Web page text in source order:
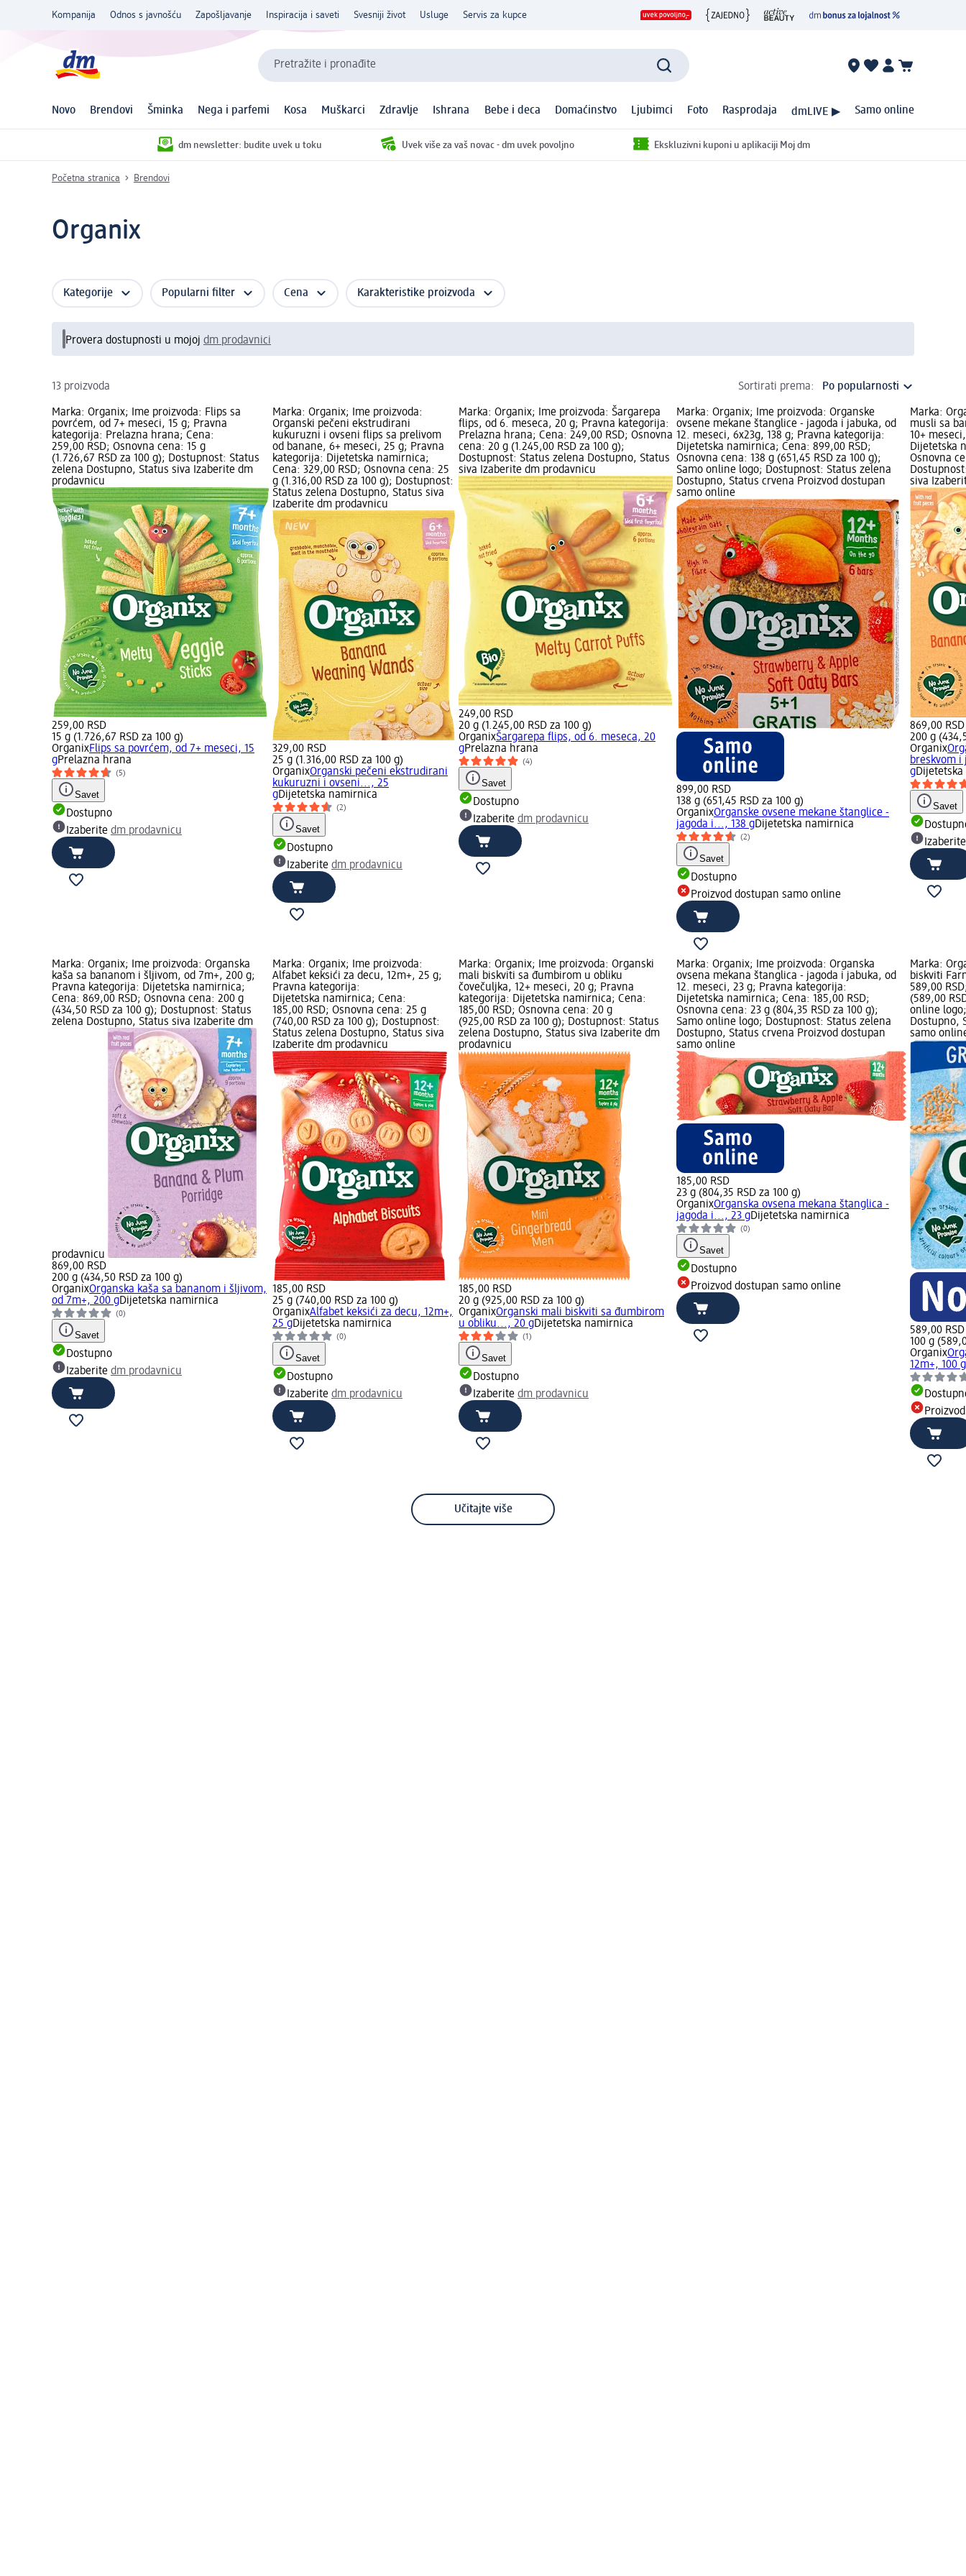
Kompanija Odnos s javnošću Zapošljavanje Inspiracija i saveti Svesniji život Usluge Servis za kupce
Pretražite i pronađite
Novo Brendovi Šminka Nega i parfemi Kosa Muškarci Zdravlje Ishrana Bebe i deca Domaćinstvo Ljubimci Foto Rasprodaja dmLIVE ▶ Samo online
dm newsletter: budite uvek u toku Uvek više za vaš novac - dm uvek povoljno Ekskluzivni kuponi u aplikaciji Moj dm
Početna stranica Brendovi
Organix
Kategorije Popularni filter Cena Karakteristike proizvoda
Provera dostupnosti u mojoj dm prodavnici
13 proizvoda Sortirati prema:
Marka: Organix; Ime proizvoda: Flips sa
povrćem, od 7+ meseci, 15 g; Pravna
kategorija: Prelazna hrana; Cena:
259,00 RSD; Osnovna cena: 15 g
(1.726,67 RSD za 100 g); Dostupnost: Status
zelena Dostupno, Status siva Izaberite dm
prodavnicu
259,00 RSD
15 g (1.726,67 RSD za 100 g)
OrganixFlips sa povrćem, od 7+ meseci, 15
gPrelazna hrana
(5)
Savet
Dostupno
Izaberite dm prodavnicu
Marka: Organix; Ime proizvoda:
Organski pečeni ekstrudirani
kukuruzni i ovseni flips sa prelivom
od banane, 6+ meseci, 25 g; Pravna
kategorija: Dijetetska namirnica;
Cena: 329,00 RSD; Osnovna cena: 25
g (1.316,00 RSD za 100 g); Dostupnost:
Status zelena Dostupno, Status siva
Izaberite dm prodavnicu
329,00 RSD
25 g (1.316,00 RSD za 100 g)
OrganixOrganski pečeni ekstrudirani
kukuruzni i ovseni..., 25
gDijetetska namirnica
(2)
Savet
Dostupno
Izaberite dm prodavnicu
Marka: Organix; Ime proizvoda: Šargarepa
flips, od 6. meseca, 20 g; Pravna kategorija:
Prelazna hrana; Cena: 249,00 RSD; Osnovna
cena: 20 g (1.245,00 RSD za 100 g);
Dostupnost: Status zelena Dostupno, Status
siva Izaberite dm prodavnicu
249,00 RSD
20 g (1.245,00 RSD za 100 g)
OrganixŠargarepa flips, od 6. meseca, 20
gPrelazna hrana
(4)
Savet
Dostupno
Izaberite dm prodavnicu
Marka: Organix; Ime proizvoda: Organske
ovsene mekane štanglice - jagoda i jabuka, od
12. meseci, 6x23g, 138 g; Pravna kategorija:
Dijetetska namirnica; Cena: 899,00 RSD;
Osnovna cena: 138 g (651,45 RSD za 100 g);
Samo online logo; Dostupnost: Status zelena
Dostupno, Status crvena Proizvod dostupan
samo online
899,00 RSD
138 g (651,45 RSD za 100 g)
OrganixOrganske ovsene mekane štanglice -
jagoda i..., 138 gDijetetska namirnica
(2)
Savet
Dostupno
Proizvod dostupan samo online
Marka:
musli sa
10+
Dijetetska
Osnovna
siva
869,00 RSD
200 g
Organix
breskvom
g
Savet
Marka: Organix; Ime proizvoda: Organska
kaša sa bananom i šljivom, od 7m+, 200 g;
Pravna kategorija: Dijetetska namirnica;
Cena: 869,00 RSD; Osnovna cena: 200 g
(434,50 RSD za 100 g); Dostupnost: Status
zelena Dostupno, Status siva Izaberite dm
prodavnicu
869,00 RSD
200 g (434,50 RSD za 100 g)
OrganixOrganska kaša sa bananom i šljivom,
od 7m+, 200 gDijetetska namirnica
(0)
Savet
Dostupno
Izaberite dm prodavnicu
Marka: Organix; Ime proizvoda:
Alfabet keksići za decu, 12m+, 25 g;
Pravna kategorija:
Dijetetska namirnica; Cena:
185,00 RSD; Osnovna cena: 25 g
(740,00 RSD za 100 g); Dostupnost:
Status zelena Dostupno, Status siva
Izaberite dm prodavnicu
185,00 RSD
25 g (740,00 RSD za 100 g)
OrganixAlfabet keksići za decu, 12m+,
25 gDijetetska namirnica
(0)
Savet
Dostupno
Izaberite dm prodavnicu
Marka: Organix; Ime proizvoda: Organski
mali biskviti sa đumbirom u obliku
čovečuljka, 12+ meseci, 20 g; Pravna
kategorija: Dijetetska namirnica; Cena:
185,00 RSD; Osnovna cena: 20 g
(925,00 RSD za 100 g); Dostupnost: Status
zelena Dostupno, Status siva Izaberite dm
prodavnicu
185,00 RSD
20 g (925,00 RSD za 100 g)
OrganixOrganski mali biskviti sa đumbirom
u obliku..., 20 gDijetetska namirnica
(1)
Savet
Dostupno
Izaberite dm prodavnicu
Marka: Organix; Ime proizvoda: Organska
ovsena mekana štanglica - jagoda i jabuka, od
12. meseci, 23 g; Pravna kategorija:
Dijetetska namirnica; Cena: 185,00 RSD;
Osnovna cena: 23 g (804,35 RSD za 100 g);
Samo online logo; Dostupnost: Status zelena
Dostupno, Status crvena Proizvod dostupan
samo online
185,00 RSD
23 g (804,35 RSD za 100 g)
OrganixOrganska ovsena mekana štanglica -
jagoda i..., 23 gDijetetska namirnica
(0)
Savet
Dostupno
Proizvod dostupan samo online
Marka:
biskviti
589,00
(589,00
online
Dostupno,
samo
589,00 RSD
100 g
Organix
12m+, 100 g
Učitajte više